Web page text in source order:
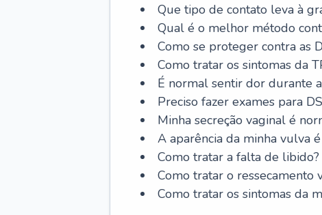
Que tipo de contato leva à
Qual é o melhor método
Como se proteger contra as
Como tratar os sintomas da
É normal sentir dor durante
Preciso fazer exames para
Minha secreção vaginal é
A aparência da minha vulva
Como tratar a falta de libido?
Como tratar o ressecamento
Como tratar os sintomas da